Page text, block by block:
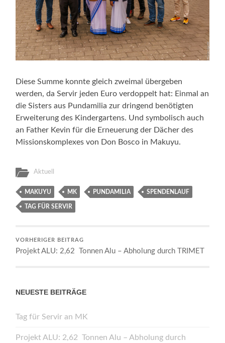
Diese Summe konnte gleich zweimal übergeben
werden, da Servir jeden Euro verdoppelt hat: Einmal an
die Sisters aus Pundamilia zur dringend benötigten
Erweiterung des Kindergartens. Und symbolisch auch
an Father Kevin für die Erneuerung der Dächer des
Missionskomplexes von Don Bosco in Makuyu.
Aktuell
MAKUYU MK PUNDAMILIA SPENDENLAUF
TAG FÜR SERVIR
VORHERIGER BEITRAG
Projekt ALU: 2,62 Tonnen Alu – Abholung durch TRIMET
NEUESTE BEITRÄGE
Tag für Servir an MK
Projekt ALU: 2,62 Tonnen Alu – Abholung durch